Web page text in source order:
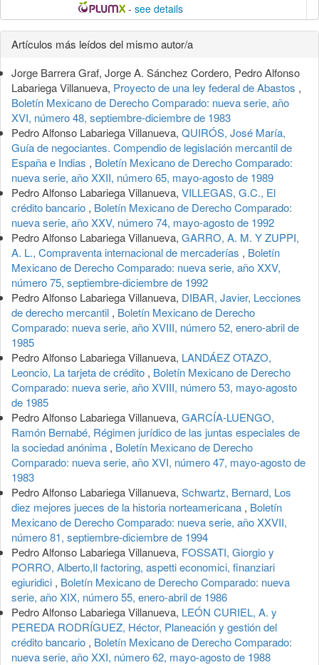
- see details
Detalles
del
artículo
Artículos más leídos del mismo autor/a
Jorge Barrera Graf, Jorge A. Sánchez Cordero, Pedro Alfonso
Labariega Villanueva, Proyecto de una ley federal de Abastos ,
Boletín Mexicano de Derecho Comparado: nueva serie, año
XVI, número 48, septiembre-diciembre de 1983
Pedro Alfonso Labariega Villanueva, QUIRÓS, José María,
Guía de negociantes. Compendio de legislación mercantil de
España e Indias , Boletín Mexicano de Derecho Comparado:
nueva serie, año XXII, número 65, mayo-agosto de 1989
Pedro Alfonso Labariega Villanueva, VILLEGAS, G.C., El
crédito bancario , Boletín Mexicano de Derecho Comparado:
nueva serie, año XXV, número 74, mayo-agosto de 1992
Pedro Alfonso Labariega Villanueva, GARRO, A. M. Y ZUPPI,
A. L., Compraventa internacional de mercaderías , Boletín
Mexicano de Derecho Comparado: nueva serie, año XXV,
número 75, septiembre-diciembre de 1992
Pedro Alfonso Labariega Villanueva, DIBAR, Javier, Lecciones
de derecho mercantil , Boletín Mexicano de Derecho
Comparado: nueva serie, año XVIII, número 52, enero-abril de
1985
Pedro Alfonso Labariega Villanueva, LANDÁEZ OTAZO,
Leoncio, La tarjeta de crédito , Boletín Mexicano de Derecho
Comparado: nueva serie, año XVIII, número 53, mayo-agosto
de 1985
Pedro Alfonso Labariega Villanueva, GARCÍA-LUENGO,
Ramón Bernabé, Régimen jurídico de las juntas especiales de
la sociedad anónima , Boletín Mexicano de Derecho
Comparado: nueva serie, año XVI, número 47, mayo-agosto de
1983
Pedro Alfonso Labariega Villanueva, Schwartz, Bernard, Los
diez mejores jueces de la historia norteamericana , Boletín
Mexicano de Derecho Comparado: nueva serie, año XXVII,
número 81, septiembre-diciembre de 1994
Pedro Alfonso Labariega Villanueva, FOSSATI, Giorgio y
PORRO, Alberto,Il factoring, aspetti economici, finanziari
egiuridici , Boletín Mexicano de Derecho Comparado: nueva
serie, año XIX, número 55, enero-abril de 1986
Pedro Alfonso Labariega Villanueva, LEÓN CURIEL, A. y
PEREDA RODRÍGUEZ, Héctor, Planeación y gestión del
crédito bancario , Boletín Mexicano de Derecho Comparado:
nueva serie, año XXI, número 62, mayo-agosto de 1988